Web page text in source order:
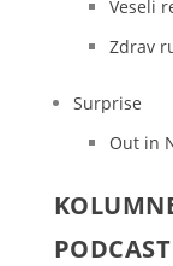
Veseli
Zdrav
Surprise
Out in
PODCAST